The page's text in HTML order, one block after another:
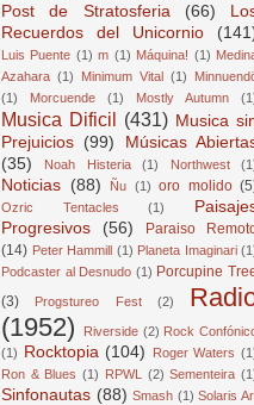
Post de Stratosferia
(66)
Recuerdos del Unicornio
Luis Puente (1) m (1) Máquina! (1)
Azahara (1) Minimum Vital (1)
(1)
Morcuende (1) Mostly Autumn
Musica Dificil (431) Musica
Prejuicios (99)
Músicas
(35)
Noah Histeria (1) Northwest
Noticias (88) Ñu (1) oro molido
Ozric Tentacles (1)
Progresivos
(56)
Paraiso
(14) Peter Hammill (1) Planeta Imaginari
Podcaster al Desnudo (1) Porcupine
(3)
Progstureo Fest (2)
(1952)
Riverside (2) Rock
(1) Rocktopia (104) Roger Waters
Ron & Blues (1) RPWL (2) Sementeira
Sinfonautas (88) Smash (1) Solaris